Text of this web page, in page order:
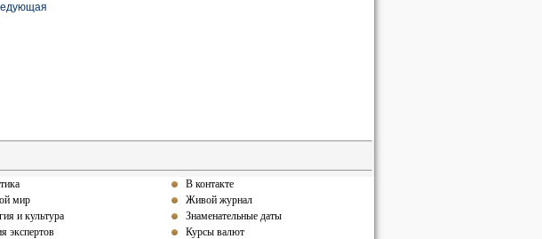
мир
и культура
экспертов
В контакте
Живой журнал
Знаменательные даты
Курсы валют